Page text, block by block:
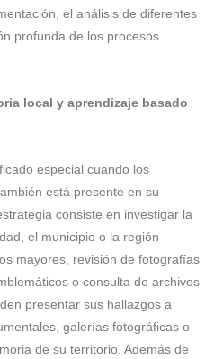
el análisis de diferentes
profunda de los procesos
local y aprendizaje basado
especial cuando los
está presente en su
consiste en investigar la
el municipio o la región
mayores, revisión de fotografías
o consulta de archivos
presentar sus hallazgos a
galerías fotográficas o
de su territorio. Además de